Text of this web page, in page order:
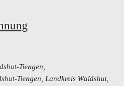
Tiengen,
Tiengen, Landkreis Waldshut,